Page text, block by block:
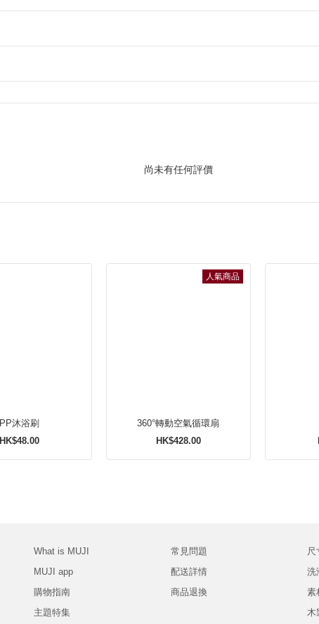
尚未有任何評價
PP沐浴刷
HK$48.00
人氣商品
360°轉動空氣循環扇
HK$428.00
What is MUJI
MUJI app
購物指南
主題特集
常見問題
配送詳情
商品退換
尺
洗
素
木